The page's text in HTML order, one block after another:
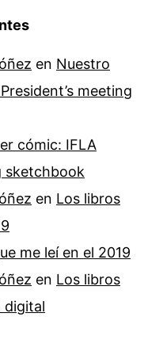
en Nuestro
meeting
cómic: IFLA
sketchbook
en Los libros
me leí en el 2019
en Los libros
digital